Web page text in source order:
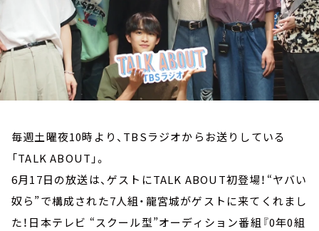
毎週土曜夜10時より、TBSラジオからお送りしている
「TALK ABOUT」。
6月17日の放送は、ゲストにTALK ABOUT初登場！“ヤバい
奴ら”で構成された7人組・龍宮城がゲストに来てくれまし
た！日本テレビ “スクール型”オーディション番組『0年0組